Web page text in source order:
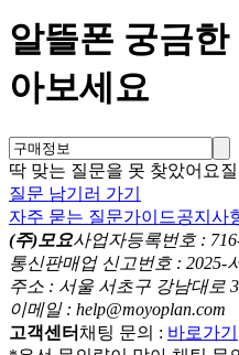
알뜰폰 궁금
아보세요
딱 맞는 질문을 못 찾았어요
질문 남기러 가기
자주 묻는 질문가이드공지사
(주)모요사업자등록번호 :
통신판매업 신고번호 : 2025-
주소 : 서울 서초구 강남대로
이메일 : help@moyoplan.com
고객센터 채팅 문의 : 바로가기